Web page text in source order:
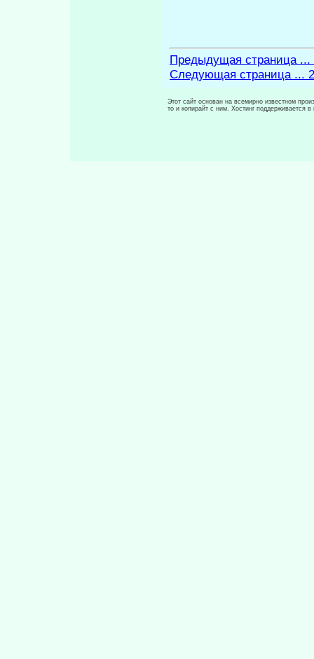
Предыдущая страница ...
Следующая страница ...
Этот сайт основан на всемирно известном
то и копирайт с ним. Хостинг поддерживается